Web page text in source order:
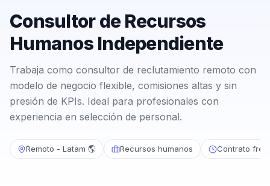
Consultor de Recursos
Humanos Independiente
Trabaja como consultor de reclutamiento remoto con
modelo de negocio flexible, comisiones altas y sin
presión de KPIs. Ideal para profesionales con
experiencia en selección de personal.
Remoto - Latam 🌎 Recursos humanos Contrato